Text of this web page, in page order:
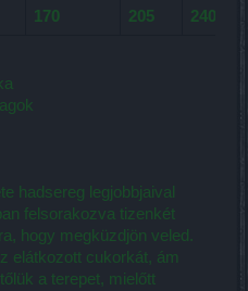
170 205 240
hadsereg legjobbjaival
felsorakozva tizenkét
hogy megküzdjön veled.
elátkozott cukorkát, ám
a terepet, mielőtt